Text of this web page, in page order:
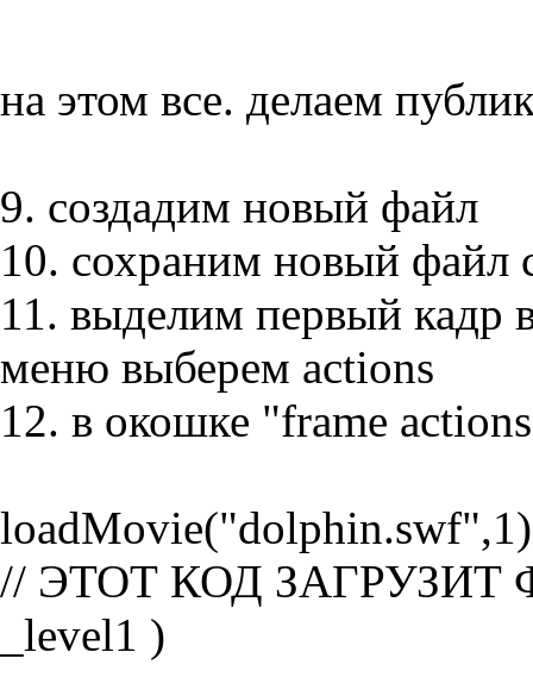
на этом все. делаем
9. создадим новый файл
10. сохраним новый файл
11. выделим первый кадр
меню выберем actions
12. в окошке "frame
loadMovie("dolphin.swf",1)
// ЭТОТ КОД ЗАГРУЗИТ
_level1 )